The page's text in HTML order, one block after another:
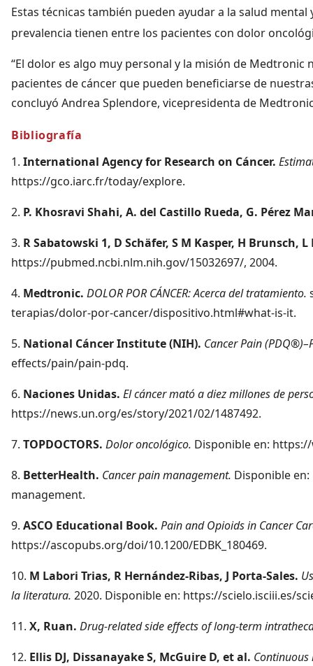
Estas técnicas también pueden ayudar a la salud
prevalencia tienen entre los pacientes con dolor
“El dolor es algo muy personal y la misión de
pacientes de cáncer que pueden beneficiarse de
concluyó Andrea Splendore, vicepresidenta de
Bibliografía
1. International Agency for Research on Cáncer.
https://gco.iarc.fr/today/explore.
2. P. Khosravi Shahi, A. del Castillo Rueda, G. Pérez
3. R Sabatowski 1, D Schäfer, S M Kasper, H Brunsch,
https://pubmed.ncbi.nlm.nih.gov/15032697/, 2004.
4. Medtronic. DOLOR POR CÁNCER: Acerca del tratamiento.
terapias/dolor-por-cancer/dispositivo.html#what-is-it.
5. National Cáncer Institute (NIH). Cancer Pain
effects/pain/pain-pdq.
6. Naciones Unidas. El cáncer mató a diez millones de
https://news.un.org/es/story/2021/02/1487492.
7. TOPDOCTORS. Dolor oncológico. Disponible en:
8. BetterHealth. Cancer pain management. Disponible
management.
9. ASCO Educational Book. Pain and Opioids in Cancer
https://ascopubs.org/doi/10.1200/EDBK_180469.
10. M Labori Trias, R Hernández-Ribas, J Porta-Sales.
la literatura. 2020. Disponible en: https://scielo.isciii.es/
11. X, Ruan. Drug-related side effects of long-term
12. Ellis DJ, Dissanayake S, McGuire D, et al.